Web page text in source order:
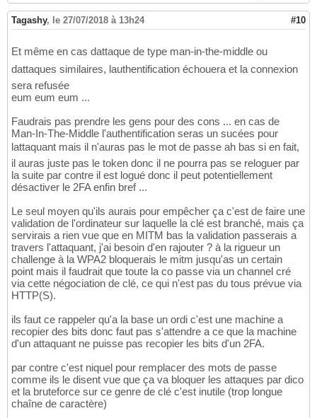
Tagashy, le 27/07/2018 à 13h24 #10
Et même en cas dattaque de type man-in-the-middle ou
dattaques similaires, lauthentification échouera et la connexion
sera refusée
eum eum eum ...
Faudrais pas prendre les gens pour des cons ... en cas de
Man-In-The-Middle l'authentification seras un sucées pour
lattaquant mais il n'auras pas le mot de passe ah bas si en fait,
il auras juste pas le token donc il ne pourra pas se reloguer par
la suite par contre il est logué donc il peut potentiellement
désactiver le 2FA enfin bref ...
Le seul moyen qu'ils aurais pour empêcher ça c'est de faire une
validation de l'ordinateur sur laquelle la clé est branché, mais ça
servirais a rien vue que en MITM bas la validation passerais a
travers l'attaquant, j'ai besoin d'en rajouter ? à la rigueur un
challenge à la WPA2 bloquerais le mitm jusqu'as un certain
point mais il faudrait que toute la co passe via un channel cré
via cette négociation de clé, ce qui n'est pas du tous prévue via
HTTP(S).
ils faut ce rappeler qu'a la base un ordi c'est une machine a
recopier des bits donc faut pas s'attendre a ce que la machine
d'un attaquant ne puisse pas recopier les bits d'un 2FA.
par contre c'est niquel pour remplacer des mots de passe
comme ils le disent vue que ça va bloquer les attaques par dico
et la bruteforce sur ce genre de clé c'est inutile (trop longue
chaîne de caractère)